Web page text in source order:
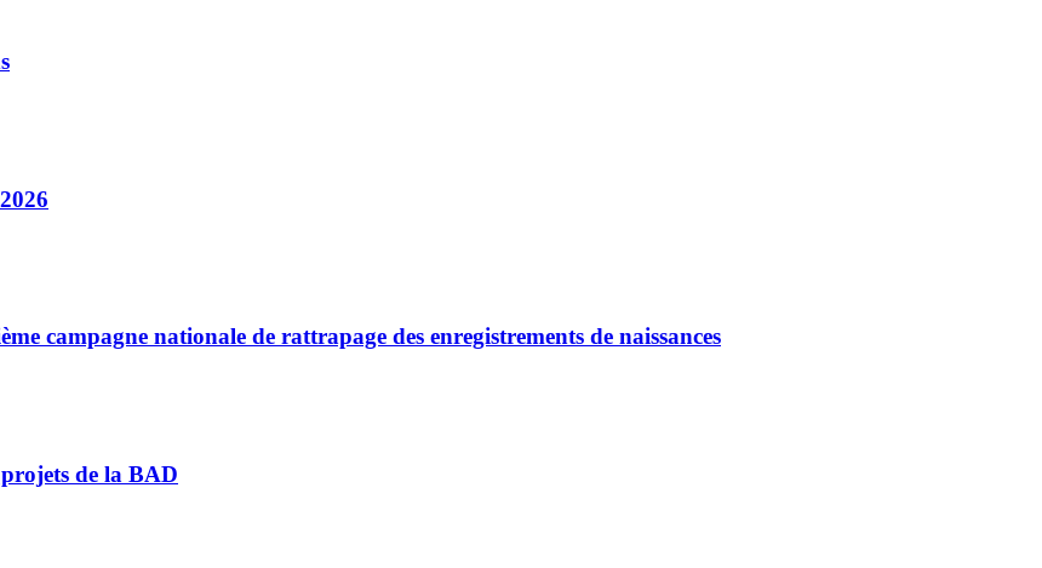
campagne nationale de rattrapage des enregistrements de naissances
de la BAD